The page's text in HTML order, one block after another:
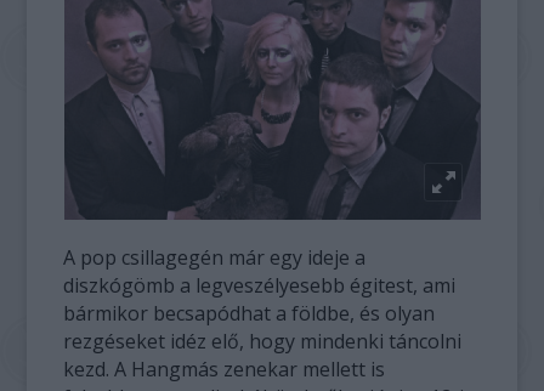
A pop csillagegén már egy ideje a
diszkógömb a legveszélyesebb égitest, ami
bármikor becsapódhat a földbe, és olyan
rezgéseket idéz elő, hogy mindenki táncolni
kezd. A Hangmás zenekar mellett is